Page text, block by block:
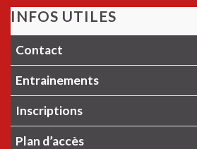
INFOS UTILES
Contact
Entrainements
Inscriptions
Plan d’accès